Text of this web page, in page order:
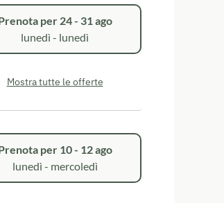
per 24 - 31 ago
lunedì - lunedì
Mostra tutte le offerte
per 10 - 12 ago
lunedì - mercoledì